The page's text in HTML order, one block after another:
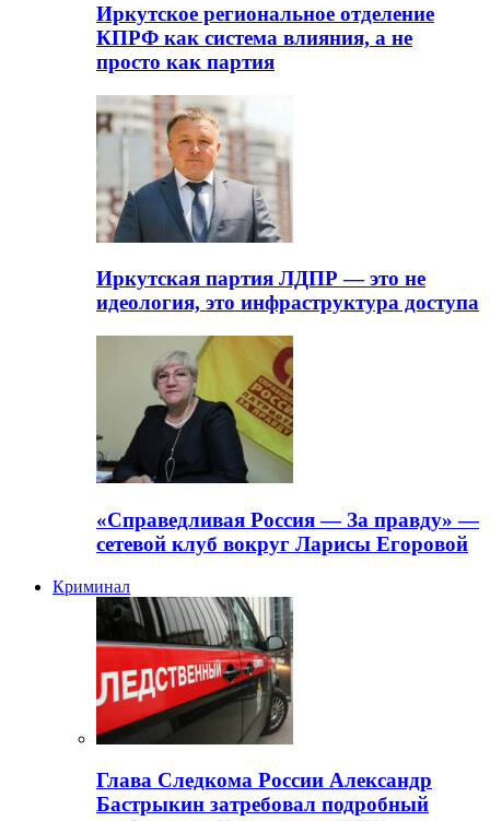
Иркутское региональное отделение
КПРФ как система влияния, а не
просто как партия
Иркутская партия ЛДПР — это не
идеология, это инфраструктура доступа
«Справедливая Россия — За правду» —
сетевой клуб вокруг Ларисы Егоровой
Криминал
Глава Следкома России Александр
Бастрыкин затребовал подробный